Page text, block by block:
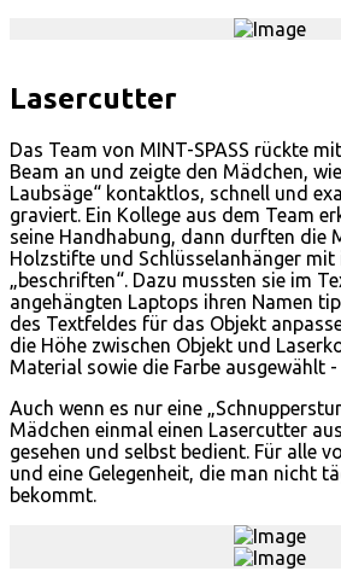
Lasercutter
Das Team von MINT-SPASS rückte
Beam an und zeigte den Mädchen,
Laubsäge“ kontaktlos, schnell und
graviert. Ein Kollege aus dem Team
seine Handhabung, dann durften die
Holzstifte und Schlüsselanhänger mit
„beschriften“. Dazu mussten sie im
angehängten Laptops ihren Namen
des Textfeldes für das Objekt
die Höhe zwischen Objekt und
Material sowie die Farbe ausgewählt
Auch wenn es nur eine
Mädchen einmal einen Lasercutter
gesehen und selbst bedient. Für alle
und eine Gelegenheit, die man nicht
bekommt.